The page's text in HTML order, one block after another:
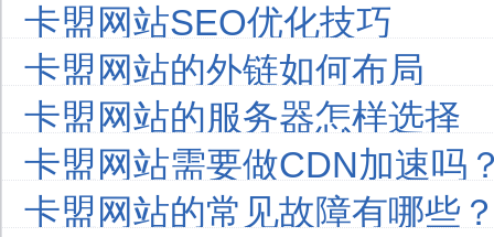
卡盟网站SEO优化技巧
卡盟网站的外链如何布局
卡盟网站的服务器怎样选择
卡盟网站需要做CDN加速吗
卡盟网站的常见故障有哪些